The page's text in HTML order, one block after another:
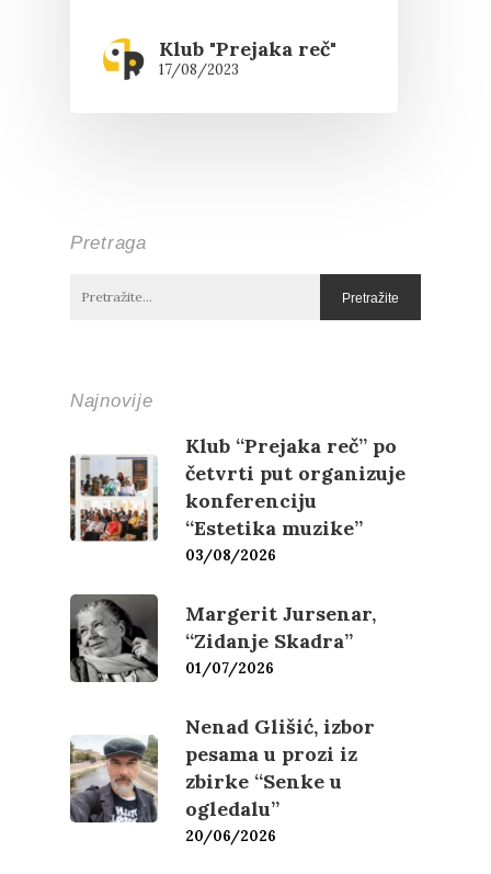
Klub "Prejaka reč"
17/08/2023
Pretraga
Najnovije
Klub “Prejaka reč” po
četvrti put organizuje
konferenciju
“Estetika muzike”
03/08/2026
Margerit Jursenar,
“Zidanje Skadra”
01/07/2026
Nenad Glišić, izbor
pesama u prozi iz
zbirke “Senke u
ogledalu”
20/06/2026